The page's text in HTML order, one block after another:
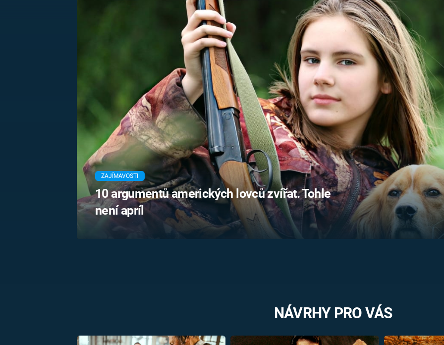
Výročí
MARIE TEREZIE
NAPOLEON
BONAPARTE
BRITSKÁ
KRÁLOVSKÁ
RODINA
Záhady a
konspirace
UFO A
MIMOZEMŠŤANÉ
UTAJENÉ PŘÍBĚHY
ČESKÝCH DĚJIN
ALTERNATIVNÍ
HISTORIE
FILMY
REALITA
HORORY
REALITA
OPTICKÉ
KLAMY
ZAJÍMAVOSTI
10 argumentů amerických lovců zvířat. Tohle
není apríl
NÁVRHY PRO VÁS